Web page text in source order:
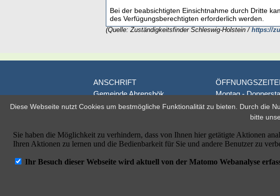
Bei der beabsichtigten Einsichtnahme durch Dritte
des Verfügungsberechtigten erforderlich werden.
(Quelle: Zuständigkeitsfinder Schleswig-Holstein / https://
ANSCHRIFT
Gemeinde Ahrensbök
Poststraße 1
Telefon: 04525/495-0
Telefax: 04525/495-100
E-Mail: info@ahrensboek.de
Montag -
Donnerstag
jeden 1. und 3.
oder nach
Diese Webseite nutzt Cookies um bestmögliche Funktionalität zu bieten. Durch die
bitte